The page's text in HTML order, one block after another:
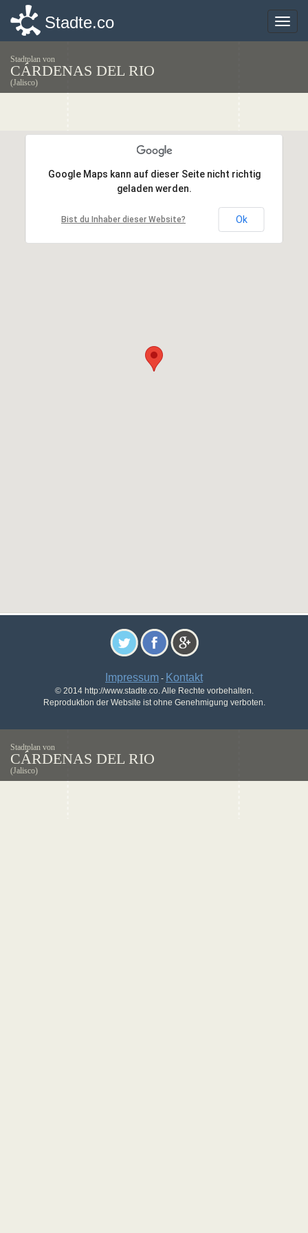
Toggle
Stadte.co
Stadtplan von
CÁRDENAS DEL RIO
(Jalisco)
Google Maps kann auf dieser Seite nicht richtig
geladen werden.
Bist du Inhaber dieser Website? Ok
Google Maps kann auf dieser Seite nicht richtig
geladen werden.
Bist du Inhaber dieser Website? Ok
Impressum - Kontakt
© 2014 http://www.stadte.co. Alle Rechte vorbehalten.
Reproduktion der Website ist ohne Genehmigung verboten.
Toggle
Stadte.co
Stadtplan von
CÁRDENAS DEL RIO
(Jalisco)